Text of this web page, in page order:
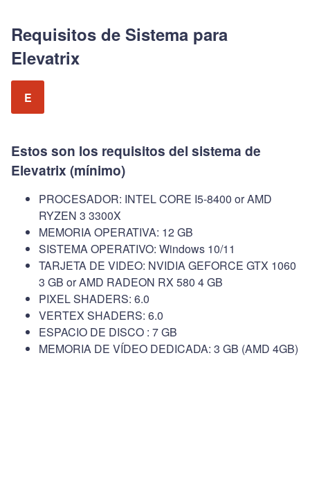
Requisitos de Sistema para
Elevatrix
E
Estos son los requisitos del sistema de
Elevatrix (mínimo)
PROCESADOR: INTEL CORE I5-8400 or AMD
RYZEN 3 3300X
MEMORIA OPERATIVA: 12 GB
SISTEMA OPERATIVO: Windows 10/11
TARJETA DE VIDEO: NVIDIA GEFORCE GTX 1060
3 GB or AMD RADEON RX 580 4 GB
PIXEL SHADERS: 6.0
VERTEX SHADERS: 6.0
ESPACIO DE DISCO : 7 GB
MEMORIA DE VÍDEO DEDICADA: 3 GB (AMD 4GB)